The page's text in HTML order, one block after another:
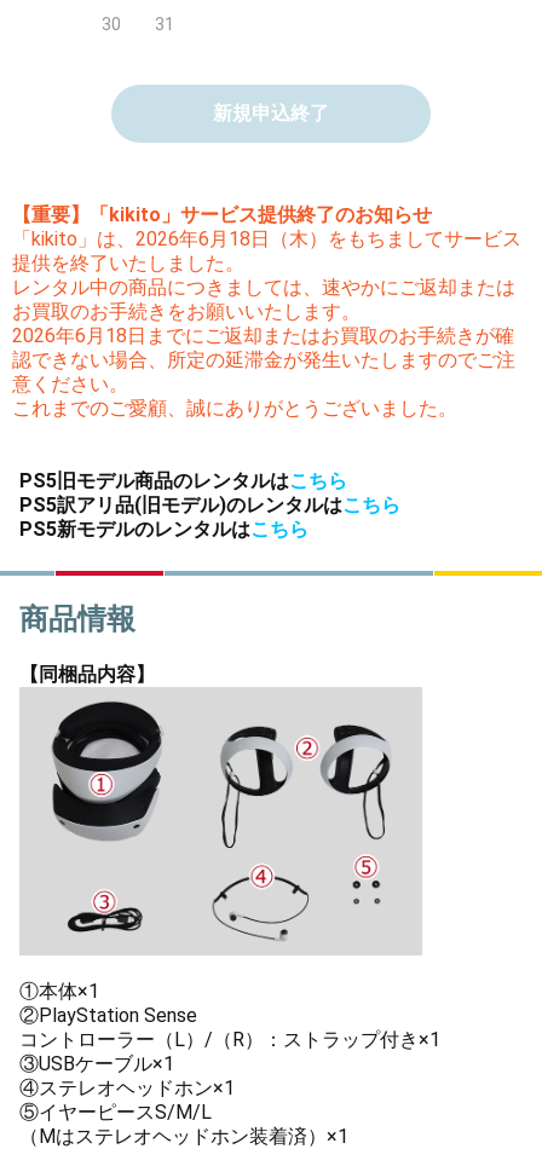
30 31
新規申込終了
【重要】「kikito」サービス提供終了のお知らせ
「kikito」は、2026年6月18日（木）をもちましてサービス
提供を終了いたしました。
レンタル中の商品につきましては、速やかにご返却または
お買取のお手続きをお願いいたします。
2026年6月18日までにご返却またはお買取のお手続きが確
認できない場合、所定の延滞金が発生いたしますのでご注
意ください。
これまでのご愛顧、誠にありがとうございました。
PS5旧モデル商品のレンタルはこちら
PS5訳アリ品(旧モデル)のレンタルはこちら
PS5新モデルのレンタルはこちら
商品情報
【同梱品内容】
①本体×1
②PlayStation Sense
コントローラー（L）/（R）：ストラップ付き×1
③USBケーブル×1
④ステレオヘッドホン×1
⑤イヤーピースS/M/L
（Mはステレオヘッドホン装着済）×1